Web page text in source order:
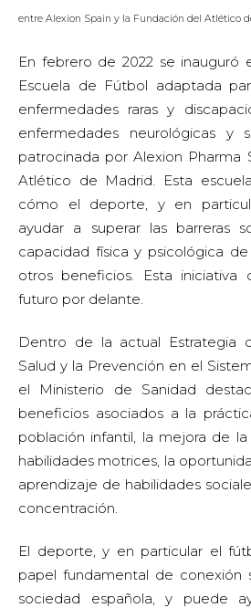
entre Alexion Spain y la Fundación del Atlético
En febrero de 2022 se inauguró
Escuela de Fútbol adaptada
enfermedades raras y
enfermedades neurológicas y
patrocinada por Alexion Pharma
Atlético de Madrid. Esta
cómo el deporte, y en
ayudar a superar las barreras
capacidad física y psicológica
otros beneficios. Esta iniciativa
futuro por delante.
Dentro de la actual Estrategia
Salud y la Prevención en el
el Ministerio de Sanidad
beneficios asociados a la
población infantil, la mejora de
habilidades motrices, la
aprendizaje de habilidades
concentración.
El deporte, y en particular el
papel fundamental de conexión
sociedad española, y puede